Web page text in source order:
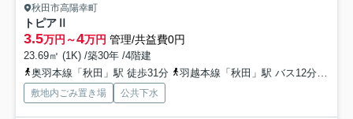
秋田市高陽幸町
トピアⅡ
3.5万円～4万円 管理/共益費0円
23.69㎡ (1K) /築30年 /4階建
奥羽本線「秋田」駅 徒歩31分
羽越本線「秋田」駅 バス12分 秋田中央交通「高陽幸町」 停歩2分
敷地内ごみ置き場 公共下水